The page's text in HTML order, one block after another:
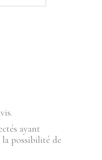
ayant
possibilité de